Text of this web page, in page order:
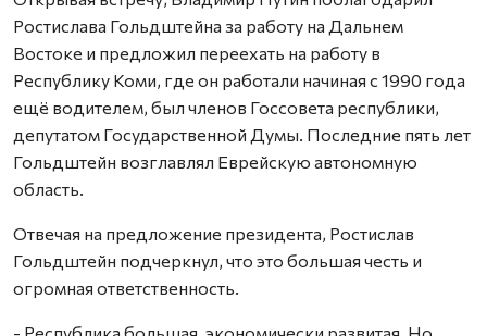
Ростислава Гольдштейна за работу на Дальнем
Востоке и предложил переехать на работу в
Республику Коми, где он работали начиная с 1990 года
ещё водителем, был членов Госсовета республики,
депутатом Государственной Думы. Последние пять лет
Гольдштейн возглавлял Еврейскую автономную
область.
Отвечая на предложение президента, Ростислав
Гольдштейн подчеркнул, что это большая честь и
огромная ответственность.